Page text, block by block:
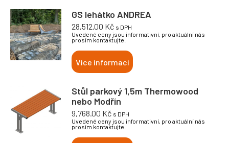
GS lehátko ANDREA
28,512.00 Kč s DPH
Uvedené ceny jsou informativní, pro aktuální nás
prosím kontaktujte.
Více informací
Stůl parkový 1,5m Thermowood
nebo Modřín
9,768.00 Kč s DPH
Uvedené ceny jsou informativní, pro aktuální nás
prosím kontaktujte.